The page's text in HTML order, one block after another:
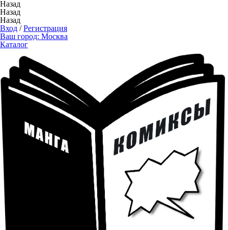
Назад
Назад
Назад
Вход /Регистрация
Ваш город: Москва
Каталог